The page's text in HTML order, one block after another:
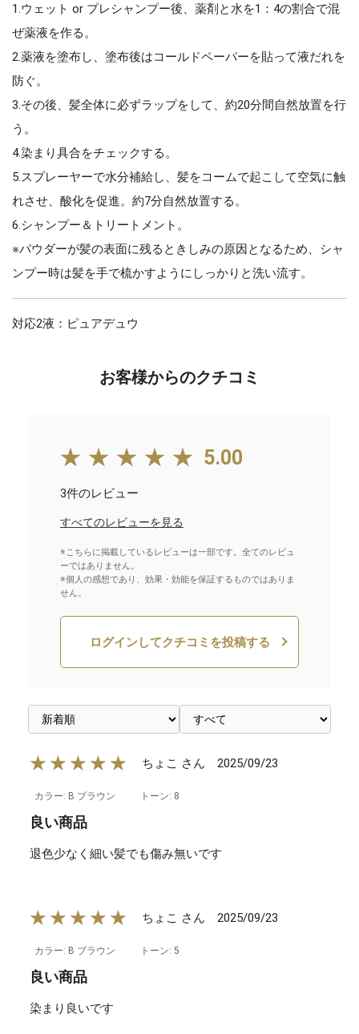
1.ウェット or プレシャンプー後、薬剤と水を1：4の割合で混
ぜ薬液を作る。
2.薬液を塗布し、塗布後はコールドペーパーを貼って液だれを
防ぐ。
3.その後、髪全体に必ずラップをして、約20分間自然放置を行
う。
4.染まり具合をチェックする。
5.スプレーヤーで水分補給し、髪をコームで起こして空気に触
れさせ、酸化を促進。約7分自然放置する。
6.シャンプー＆トリートメント。
※パウダーが髪の表面に残るときしみの原因となるため、シャ
ンプー時は髪を手で梳かすようにしっかりと洗い流す。
対応2液：ピュアデュウ
お客様からのクチコミ
★★★★★ 5.00
3件のレビュー
すべてのレビューを見る
※こちらに掲載しているレビューは一部です。全てのレビュ
ーではありません。
※個人の感想であり、効果・効能を保証するものではありま
せん。
ログインしてクチコミを投稿する
★★★★★ ちょこ さん 2025/09/23
カラー: B ブラウン トーン: 8
良い商品
退色少なく細い髪でも傷み無いです
★★★★★ ちょこ さん 2025/09/23
カラー: B ブラウン トーン: 5
良い商品
染まり良いです